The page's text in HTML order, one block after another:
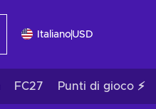
ItalianoUSD
FC27 Punti di gioco ⚡